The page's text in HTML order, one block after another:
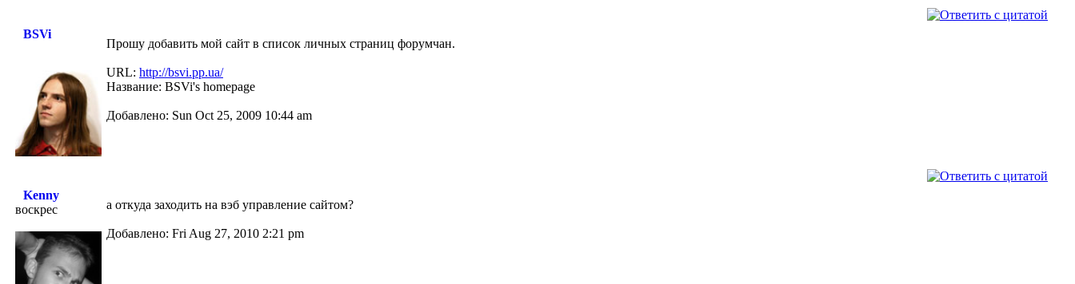
BSVi
Прошу добавить мой сайт в список личных страниц форумчан.
URL: http://bsvi.pp.ua/
Название: BSVi's homepage
Добавлено: Sun Oct 25, 2009 10:44 am
Kenny
воскрес
а откуда заходить на вэб управление сайтом?
Добавлено: Fri Aug 27, 2010 2:21 pm